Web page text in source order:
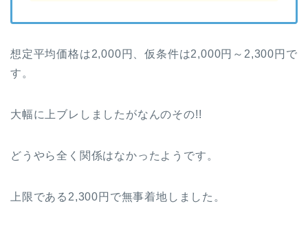
想定平均価格は2,000円、仮条件は2,000円～2,300円で
す。
大幅に上ブレしましたがなんのその!!
どうやら全く関係はなかったようです。
上限である2,300円で無事着地しました。